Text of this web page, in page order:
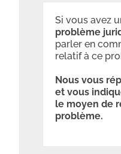
Si vous avez
problème
parler en
relatif à ce
Nous vous
et vous
le moyen de
problème.